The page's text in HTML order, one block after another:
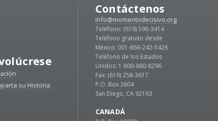
su Historia
Contáctenos
info@momentodecisivo.org
Teléfono: (619) 596-3414
Teléfono gratuito desde
México: 001-866-242-5426
Teléfono de los Estados
Unidos: 1-800-880-8296
Fax: (619) 258-3617
P.O. Box 3804
San Diego, CA 92163
CANADÁ